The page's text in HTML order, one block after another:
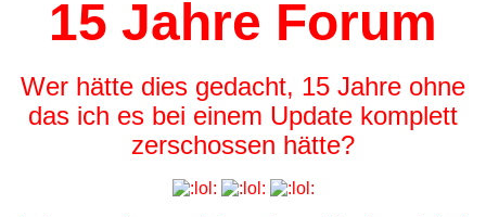
15 Jahre Forum
Wer hätte dies gedacht, 15 Jahre ohne
das ich es bei einem Update komplett
zerschossen hätte?